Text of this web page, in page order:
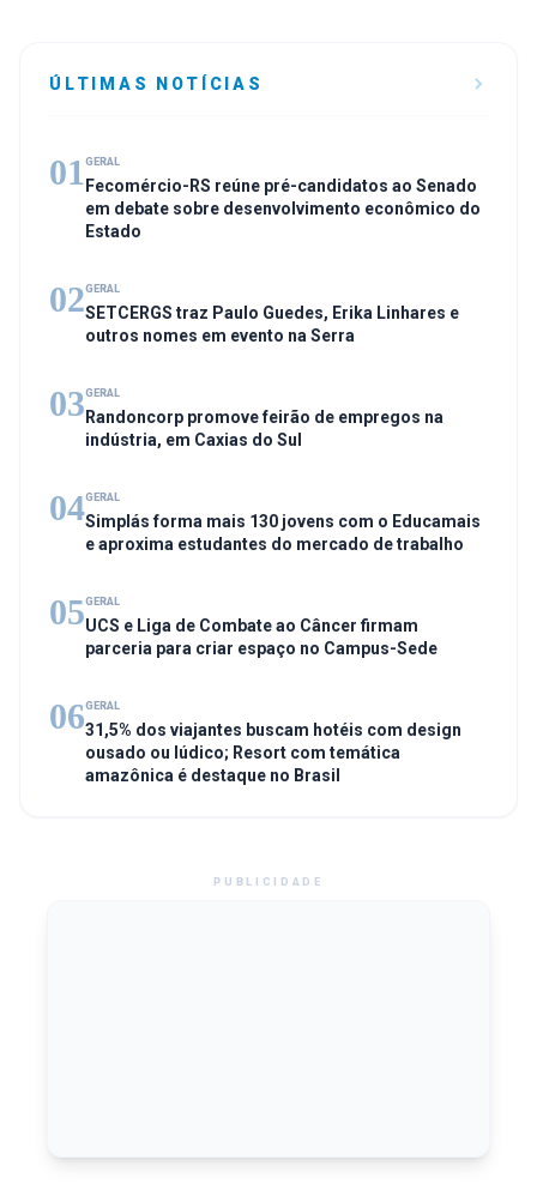
ÚLTIMAS NOTÍCIAS
01 GERAL
Fecomércio-RS reúne pré-candidatos ao Senado
em debate sobre desenvolvimento econômico do
Estado
02GERAL
SETCERGS traz Paulo Guedes, Erika Linhares e
outros nomes em evento na Serra
03GERAL
Randoncorp promove feirão de empregos na
indústria, em Caxias do Sul
04GERAL
Simplás forma mais 130 jovens com o Educamais
e aproxima estudantes do mercado de trabalho
05GERAL
UCS e Liga de Combate ao Câncer firmam
parceria para criar espaço no Campus-Sede
06GERAL
31,5% dos viajantes buscam hotéis com design
ousado ou lúdico; Resort com temática
amazônica é destaque no Brasil
PUBLICIDADE